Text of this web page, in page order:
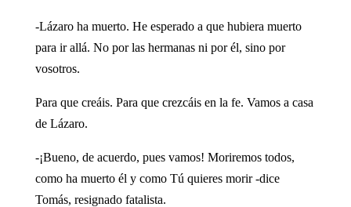
-Lázaro ha muerto. He esperado a que hubiera muerto
para ir allá. No por las hermanas ni por él, sino por
vosotros.
Para que creáis. Para que crezcáis en la fe. Vamos a casa
de Lázaro.
-¡Bueno, de acuerdo, pues vamos! Moriremos todos,
como ha muerto él y como Tú quieres morir -dice
Tomás, resignado fatalista.